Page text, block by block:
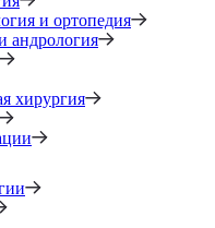
и ортопедия
андрология
хирургия